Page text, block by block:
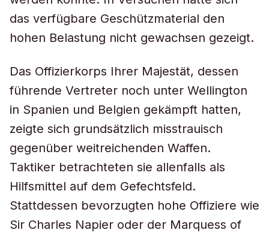
das verfügbare Geschützmaterial den
hohen Belastung nicht gewachsen gezeigt.
Das Offizierkorps Ihrer Majestät, dessen
führende Vertreter noch unter Wellington
in Spanien und Belgien gekämpft hatten,
zeigte sich grundsätzlich misstrauisch
gegenüber weitreichenden Waffen.
Taktiker betrachteten sie allenfalls als
Hilfsmittel auf dem Gefechtsfeld.
Stattdessen bevorzugten hohe Offiziere wie
Sir Charles Napier oder der Marquess of